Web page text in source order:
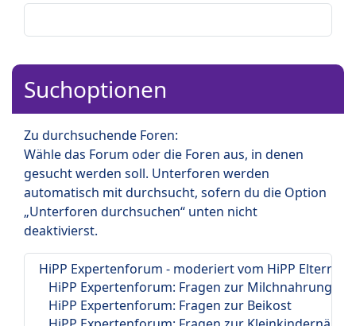
Suchoptionen
Zu durchsuchende Foren:
Wähle das Forum oder die Foren aus, in denen
gesucht werden soll. Unterforen werden
automatisch mit durchsucht, sofern du die Option
„Unterforen durchsuchen“ unten nicht
deaktivierst.